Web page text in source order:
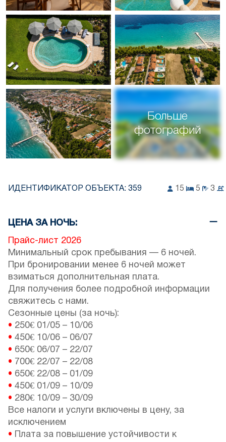
Больше
фотографий
ИДЕНТИФИКАТОР ОБЪЕКТА: 359 15 5 3
ЦЕНА ЗА НОЧЬ:
Прайс-лист 2026
Минимальный срок пребывания — 6 ночей.
При бронировании менее 6 ночей может
взиматься дополнительная плата.
Для получения более подробной информации
свяжитесь с нами.
Сезонные цены (за ночь):
• 250€ 01/05 – 10/06
• 450€ 10/06 – 06/07
• 650€ 06/07 – 22/07
• 700€ 22/07 – 22/08
• 650€ 22/08 – 01/09
• 450€ 01/09 – 10/09
• 280€ 10/09 – 30/09
Все налоги и услуги включены в цену, за
исключением
• Плата за повышение устойчивости к